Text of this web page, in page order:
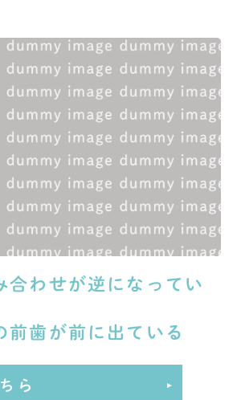
合わせが逆になってい
前歯が前に出ている
ら